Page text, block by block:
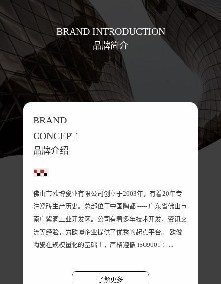
BRAND INTRODUCTION
品牌简介
BRAND
CONCEPT
品牌介绍
佛山市欧博瓷业有限公司创立于2003年，有着20年专
注瓷砖生产历史。总部位于中国陶都 ----- 广东省佛山市
南庄紫洞工业开发区。公司有着多年技术开发，资讯交
流等经验，为欧博企业提供了优秀的起点平台。 欧俊
陶瓷在规模量化的基础上，严格遵循 ISO9001 ：...
了解更多